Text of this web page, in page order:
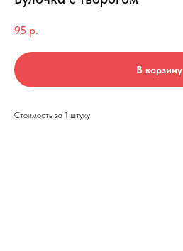
95 р.
В корзину
Стоимость за 1 штуку